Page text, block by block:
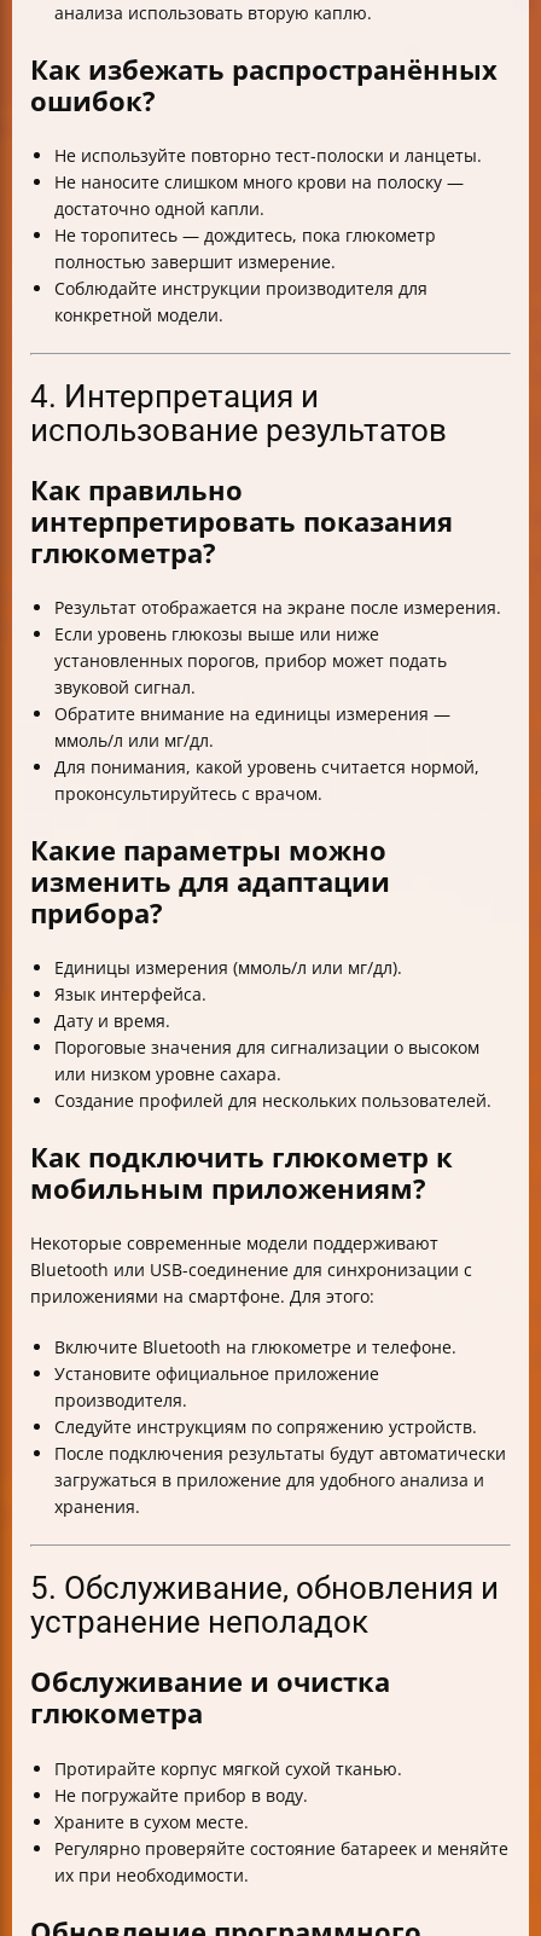
анализа использовать вторую каплю.
Как избежать распространённых
ошибок?
Не используйте повторно тест-полоски и ланцеты.
Не наносите слишком много крови на полоску —
достаточно одной капли.
Не торопитесь — дождитесь, пока глюкометр
полностью завершит измерение.
Соблюдайте инструкции производителя для
конкретной модели.
4. Интерпретация и
использование результатов
Как правильно
интерпретировать показания
глюкометра?
Результат отображается на экране после измерения.
Если уровень глюкозы выше или ниже
установленных порогов, прибор может подать
звуковой сигнал.
Обратите внимание на единицы измерения —
ммоль/л или мг/дл.
Для понимания, какой уровень считается нормой,
проконсультируйтесь с врачом.
Какие параметры можно
изменить для адаптации
прибора?
Единицы измерения (ммоль/л или мг/дл).
Язык интерфейса.
Дату и время.
Пороговые значения для сигнализации о высоком
или низком уровне сахара.
Создание профилей для нескольких пользователей.
Как подключить глюкометр к
мобильным приложениям?
Некоторые современные модели поддерживают
Bluetooth или USB-соединение для синхронизации с
приложениями на смартфоне. Для этого:
Включите Bluetooth на глюкометре и телефоне.
Установите официальное приложение
производителя.
Следуйте инструкциям по сопряжению устройств.
После подключения результаты будут автоматически
загружаться в приложение для удобного анализа и
хранения.
5. Обслуживание, обновления и
устранение неполадок
Обслуживание и очистка
глюкометра
Протирайте корпус мягкой сухой тканью.
Не погружайте прибор в воду.
Храните в сухом месте.
Регулярно проверяйте состояние батареек и меняйте
их при необходимости.